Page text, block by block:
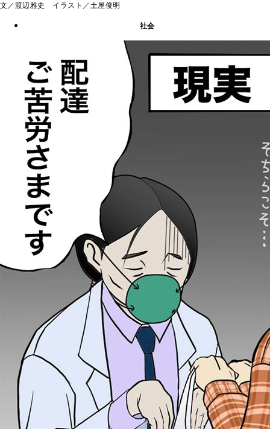
文／渡辺雅史 イラスト／土屋俊明
社会